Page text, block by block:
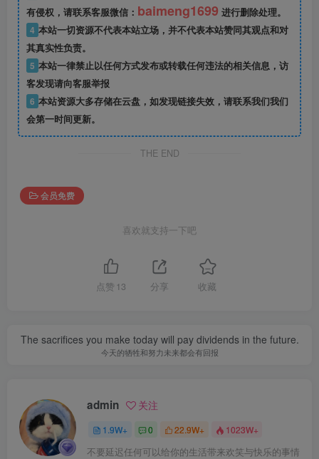
有侵权，请联系客服微信： baimeng1699 进行删除处理。
4 本站一切资源不代表本站立场，并不代表本站赞同其观点和对
其真实性负责。
5 本站一律禁止以任何方式发布或转载任何违法的相关信息，访
客发现请向客服举报
6 本站资源大多存储在云盘，如发现链接失效，请联系我们我们
会第一时间更新。
THE END
会员免费
喜欢就支持一下吧
点赞 13 分享 收藏
The sacrifices you make today will pay dividends in the future.
今天的牺牲和努力未来都会有回报
admin 关注
1.9W+ 0 22.9W+ 1023W+
不要延迟任何可以给你的生活带来欢笑与快乐的事情